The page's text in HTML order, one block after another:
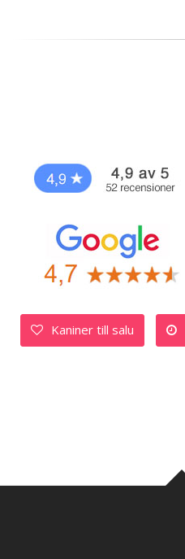
Kaniner till salu